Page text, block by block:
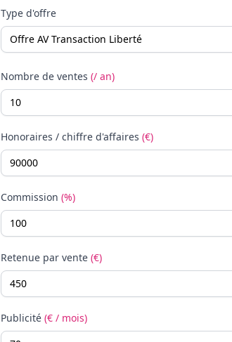
Type d'offre
Nombre de ventes (/ an)
Honoraires / chiffre d'affaires (€)
Commission (%)
Retenue par vente (€)
Publicité (€ / mois)